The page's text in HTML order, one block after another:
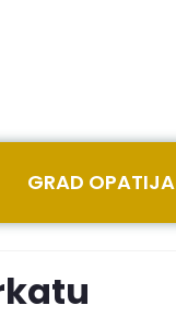
GRAD OPATIJA